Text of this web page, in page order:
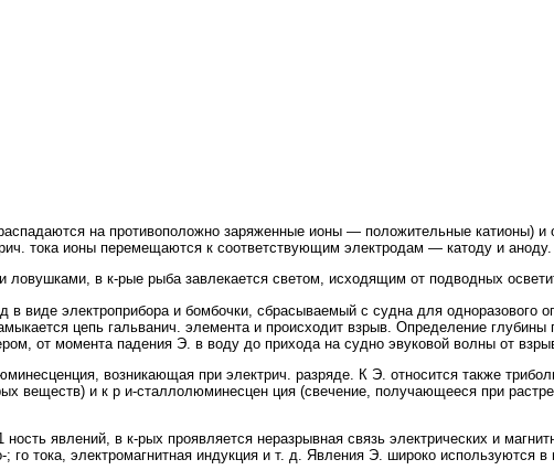
на противоположно заряженные ионы — положительные катионы) и
тока ионы перемещаются к соответствующим электродам — катоду и аноду.
в к-рые рыба завлекается светом, исходящим от подводных
виде электроприбора и бомбочки, сбрасываемый с судна для одноразового
цепь гальванич. элемента и происходит взрыв. Определение глубины
от момента падения Э. в воду до прихода на судно эвуковой волны от
возникающая при электрич. разряде. К Э. относится также
веществ) и к р и-сталлолюминесцен ция (свечение, получающееся при
явлений, в к-рых проявляется неразрывная связь электрических и
; го тока, электромагнитная индукция и т. д. Явления Э. широко используются в